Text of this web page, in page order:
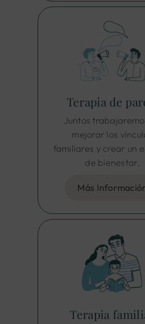
Terapia de
Juntos
mejorar los
familiares y crear un
de bienestar.
Más
Terapia